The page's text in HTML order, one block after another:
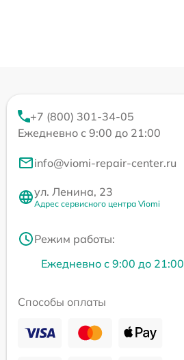
+7 (800) 301-34-05
Ежедневно с 9:00 до 21:00
info@viomi-repair-center.ru
ул. Ленина, 23
Адрес сервисного центра Viomi
Режим работы:
Ежедневно с 9:00 до 21:00
Способы оплаты